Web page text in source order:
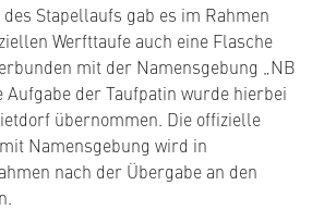
Stapellaufs gab es im Rahmen
Werfttaufe auch eine Flasche
mit der Namensgebung „NB
Aufgabe der Taufpatin wurde hierbei
übernommen. Die offizielle
Namensgebung wird in
nach der Übergabe an den